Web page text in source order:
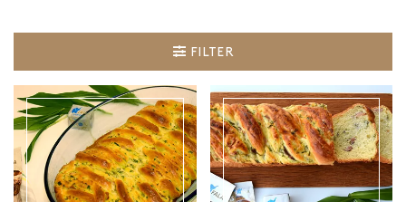
FILTER